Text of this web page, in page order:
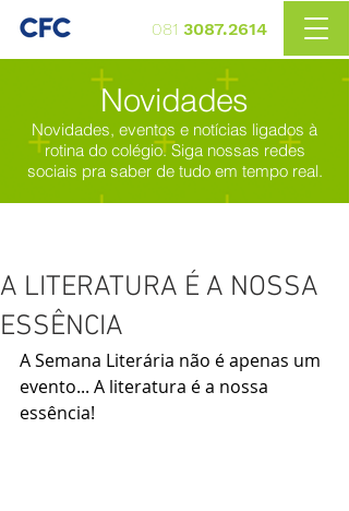
081 3087.2614
Novidades
Novidades, eventos e notícias ligados à
rotina do colégio. Siga nossas redes
sociais pra saber de tudo em tempo real.
A LITERATURA É A NOSSA
ESSÊNCIA
A Semana Literária não é apenas um
evento... A literatura é a nossa
essência!